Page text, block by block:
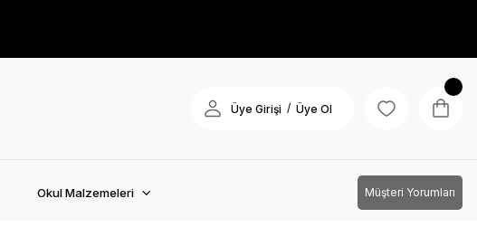
Üye Girişi / Üye Ol
Okul Malzemeleri Müşteri Yorumları